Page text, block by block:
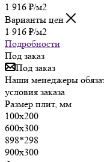
1 916 ₽/м2
Варианты цен
1 916 ₽/м2
Подробности
Под заказ
Под заказ
Наши менеджеры
условия заказа
Размер плит, мм
100х200
600х300
898*298
900х300